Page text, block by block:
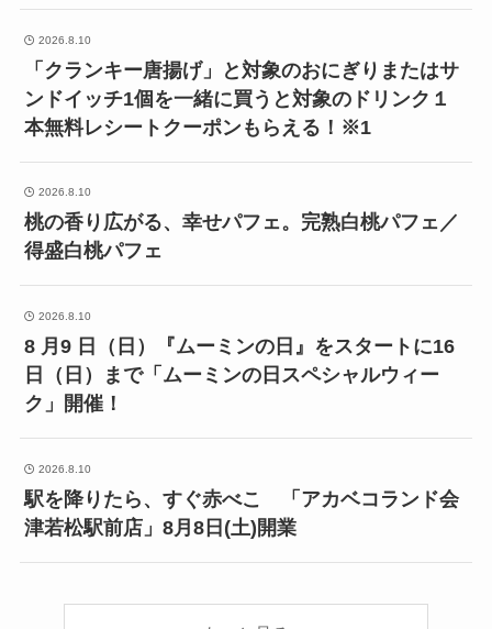
2026.8.10
「クランキー唐揚げ」と対象のおにぎりまたはサ
ンドイッチ1個を一緒に買うと対象のドリンク１
本無料レシートクーポンもらえる！※1
2026.8.10
桃の香り広がる、幸せパフェ。完熟白桃パフェ／
得盛白桃パフェ
2026.8.10
8 月9 日（日）『ムーミンの日』をスタートに16
日（日）まで「ムーミンの日スペシャルウィー
ク」開催！
2026.8.10
駅を降りたら、すぐ赤べこ 「アカベコランド会
津若松駅前店」8月8日(土)開業